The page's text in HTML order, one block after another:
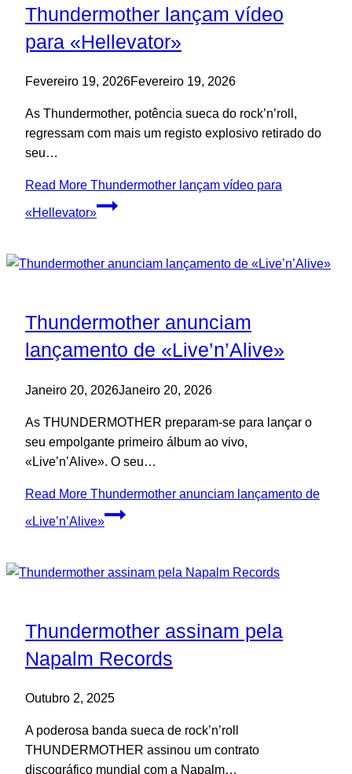
Thundermother lançam vídeo
para «Hellevator»
Fevereiro 19, 2026Fevereiro 19, 2026
As Thundermother, potência sueca do rock’n’roll,
regressam com mais um registo explosivo retirado do
seu…
Read More Thundermother lançam vídeo para
«Hellevator»
Thundermother anunciam
lançamento de «Live’n’Alive»
Janeiro 20, 2026Janeiro 20, 2026
As THUNDERMOTHER preparam-se para lançar o
seu empolgante primeiro álbum ao vivo,
«Live’n’Alive». O seu…
Read More Thundermother anunciam lançamento de
«Live’n’Alive»
Thundermother assinam pela
Napalm Records
Outubro 2, 2025
A poderosa banda sueca de rock’n’roll
THUNDERMOTHER assinou um contrato
discográfico mundial com a Napalm…